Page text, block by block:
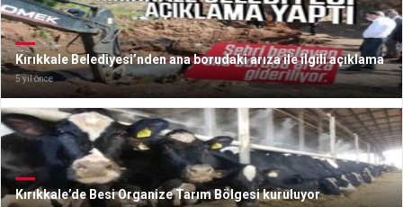
Kırıkkale Belediyesi’nden ana borudaki arıza ile ilgili açıklama
5 yıl önce
Kırıkkale’de Besi Organize Tarım Bölgesi kuruluyor